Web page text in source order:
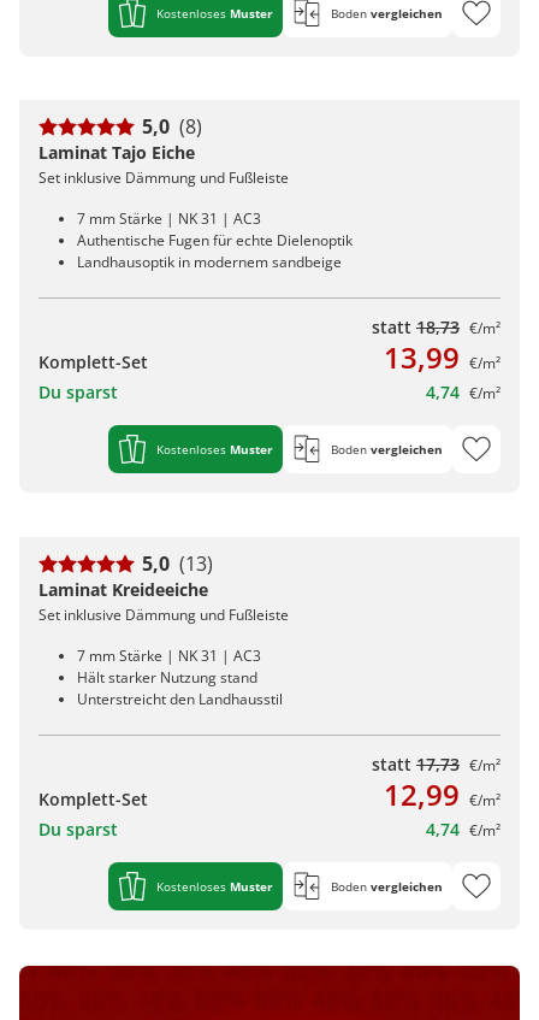
Kostenloses Muster Boden vergleichen
5,0 (8)
Laminat Tajo Eiche
Set inklusive Dämmung und Fußleiste
7 mm Stärke | NK 31 | AC3
Authentische Fugen für echte Dielenoptik
Landhausoptik in modernem sandbeige
statt 18,73 €/m²
Komplett-Set 13,99 €/m²
Du sparst 4,74 €/m²
Kostenloses Muster Boden vergleichen
5,0 (13)
Laminat Kreideeiche
Set inklusive Dämmung und Fußleiste
7 mm Stärke | NK 31 | AC3
Hält starker Nutzung stand
Unterstreicht den Landhausstil
statt 17,73 €/m²
Komplett-Set 12,99 €/m²
Du sparst 4,74 €/m²
Kostenloses Muster Boden vergleichen